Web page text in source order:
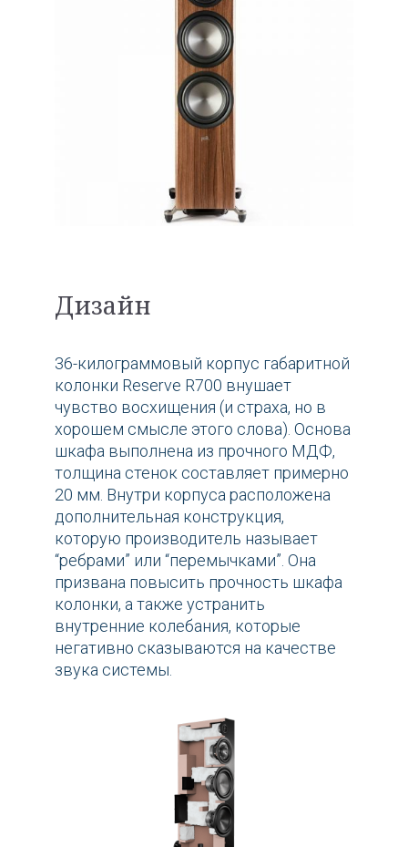
Дизайн
36-килограммовый корпус габаритной
колонки Reserve R700 внушает
чувство восхищения (и страха, но в
хорошем смысле этого слова). Основа
шкафа выполнена из прочного МДФ,
толщина стенок составляет примерно
20 мм. Внутри корпуса расположена
дополнительная конструкция,
которую производитель называет
“ребрами” или “перемычками”. Она
призвана повысить прочность шкафа
колонки, а также устранить
внутренние колебания, которые
негативно сказываются на качестве
звука системы.